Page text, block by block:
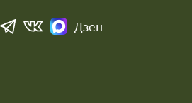
Дзен